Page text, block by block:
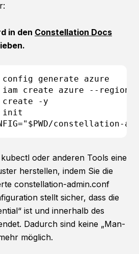
in den Constellation Docs
generate azure
create azure --
-y
init
constellation-
oder anderen Tools eine
herstellen, indem Sie die
constellation-admin.conf
stellt sicher, dass die
ist und innerhalb des
Dadurch sind keine „Man-
möglich.